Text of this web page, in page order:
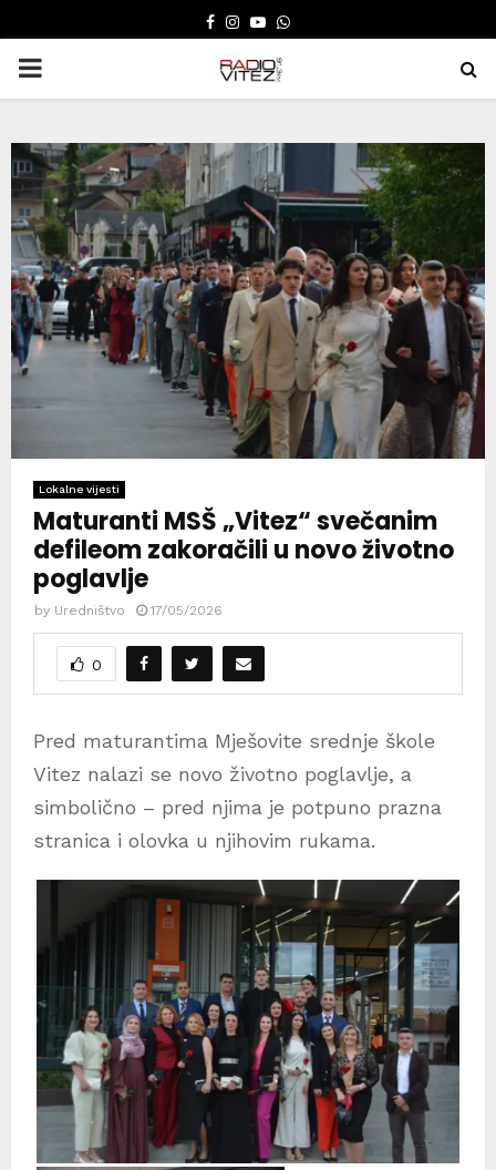
FACEBOOK
INSTAGRAM
YOUTUBE
WHATSAPP
PRIMARY
Lokalne vijesti
Maturanti MSŠ „Vitez“ svečanim
defileom zakoračili u novo životno
poglavlje
by Uredništvo 17/05/2026
0
Pred maturantima Mješovite srednje škole
Vitez nalazi se novo životno poglavlje, a
simbolično – pred njima je potpuno prazna
stranica i olovka u njihovim rukama.